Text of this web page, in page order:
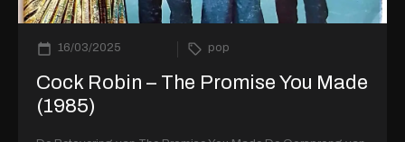
16/03/2025 pop
Cock Robin – The Promise You Made
(1985)